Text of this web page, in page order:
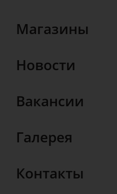
Магазины
Новости
Вакансии
Галерея
Контакты